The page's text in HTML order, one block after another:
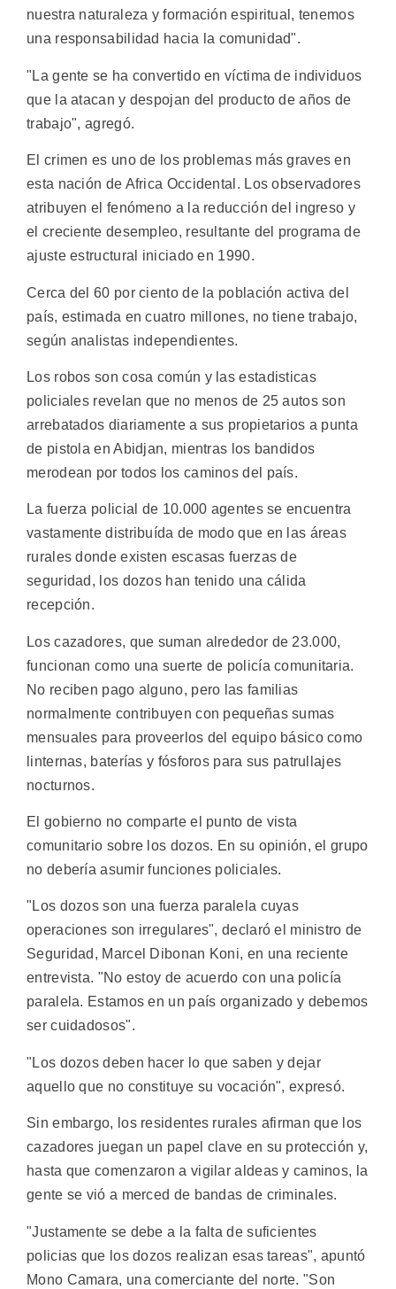
nuestra naturaleza y formación espiritual, tenemos
una responsabilidad hacia la comunidad".
"La gente se ha convertido en víctima de individuos
que la atacan y despojan del producto de años de
trabajo", agregó.
El crimen es uno de los problemas más graves en
esta nación de Africa Occidental. Los observadores
atribuyen el fenómeno a la reducción del ingreso y
el creciente desempleo, resultante del programa de
ajuste estructural iniciado en 1990.
Cerca del 60 por ciento de la población activa del
país, estimada en cuatro millones, no tiene trabajo,
según analistas independientes.
Los robos son cosa común y las estadisticas
policiales revelan que no menos de 25 autos son
arrebatados diariamente a sus propietarios a punta
de pistola en Abidjan, mientras los bandidos
merodean por todos los caminos del país.
La fuerza policial de 10.000 agentes se encuentra
vastamente distribuída de modo que en las áreas
rurales donde existen escasas fuerzas de
seguridad, los dozos han tenido una cálida
recepción.
Los cazadores, que suman alrededor de 23.000,
funcionan como una suerte de policía comunitaria.
No reciben pago alguno, pero las familias
normalmente contribuyen con pequeñas sumas
mensuales para proveerlos del equipo básico como
linternas, baterías y fósforos para sus patrullajes
nocturnos.
El gobierno no comparte el punto de vista
comunitario sobre los dozos. En su opinión, el grupo
no debería asumir funciones policiales.
"Los dozos son una fuerza paralela cuyas
operaciones son irregulares", declaró el ministro de
Seguridad, Marcel Dibonan Koni, en una reciente
entrevista. "No estoy de acuerdo con una policía
paralela. Estamos en un país organizado y debemos
ser cuidadosos".
"Los dozos deben hacer lo que saben y dejar
aquello que no constituye su vocación", expresó.
Sin embargo, los residentes rurales afirman que los
cazadores juegan un papel clave en su protección y,
hasta que comenzaron a vigilar aldeas y caminos, la
gente se vió a merced de bandas de criminales.
"Justamente se debe a la falta de suficientes
policias que los dozos realizan esas tareas", apuntó
Mono Camara, una comerciante del norte. "Son